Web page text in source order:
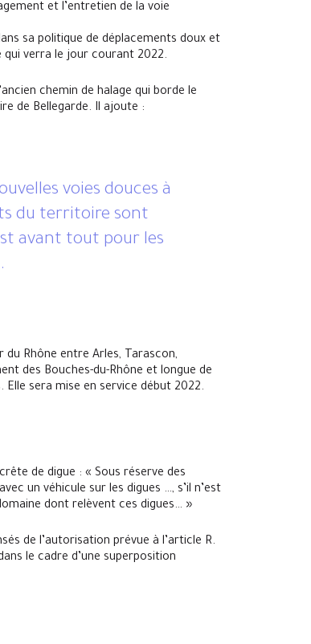
et l’entretien de la voie
sa politique de déplacements doux et
qui verra le jour courant 2022.
chemin de halage qui borde le
de Bellegarde. Il ajoute :
voies douces à
du territoire sont
avant tout pour les
du Rhône entre Arles, Tarascon,
des Bouches-du-Rhône et longue de
sera mise en service début 2022.
de digue : « Sous réserve des
un véhicule sur les digues …, s’il n’est
dont relèvent ces digues… »
de l’autorisation prévue à l’article R.
le cadre d’une superposition